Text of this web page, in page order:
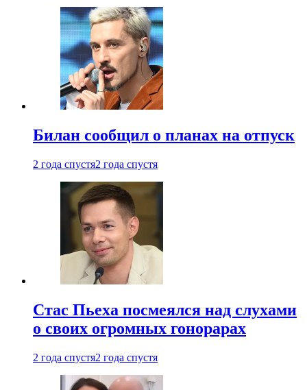
Билан сообщил о планах на отпуск
2 года спустя2 года спустя
Стас Пьеха посмеялся над слухами
о своих огромных гонорарах
2 года спустя2 года спустя